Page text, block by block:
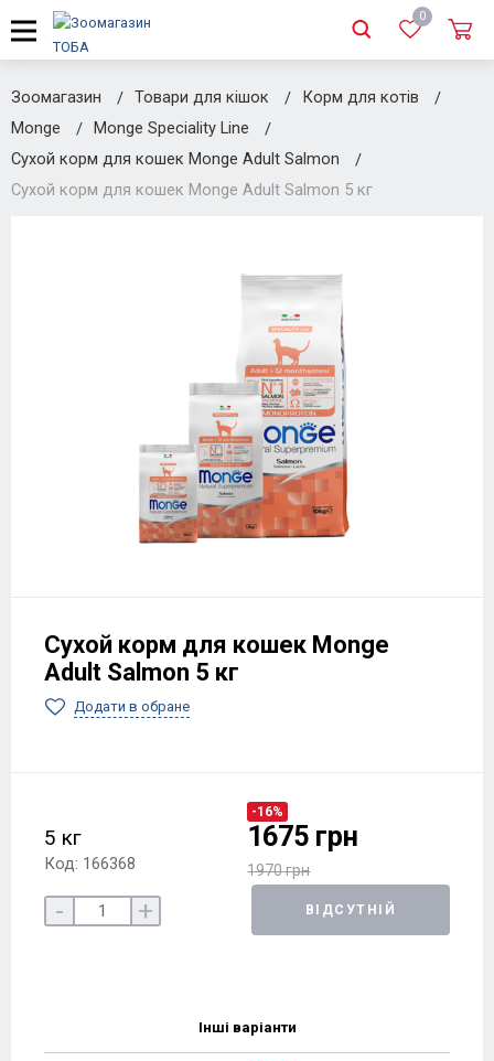
0
Зоомагазин Товари для кішок
Корм для котів
Monge
Monge Speciality Line
Сухой корм для кошек Monge Adult Salmon
Сухой корм для кошек Monge Adult Salmon 5 кг
Сухой корм для кошек Monge
Adult Salmon 5 кг
Додати в обране
5 кг
Код: 166368
-16%
1675 грн
1970 грн
- + ВІДСУТНІЙ
Інші варіанти